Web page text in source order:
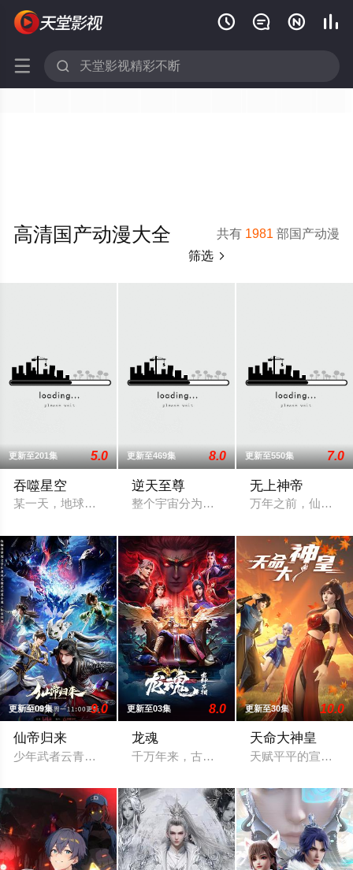
   
 
共有 1981 部国产动漫
高清国产动漫大全
筛选 
更新至201集 5.0
吞噬星空
某一天，地球上出现了不明来由的RR病毒，将世界卷入灾难之
更新至469集 8.0
逆天至尊
整个宇宙分为域内宇宙和域外宇宙，两个
更新至550集 7.0
无上神帝
万年之前，仙王牧
更新至09集 9.0
仙帝归来
少年武者云青岩于三年前人间蒸发，实则被卷入仙界三千年并
更新至03集 8.0
龙魂
千万年来，古老而神秘的龙族在中土大陆
更新至30集 10.0
天命大神皇
天赋平平的宣起，